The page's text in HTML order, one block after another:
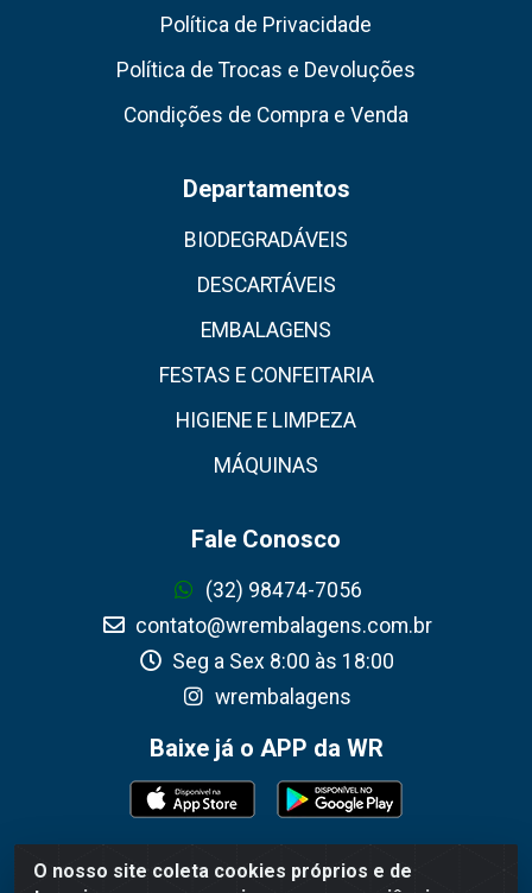
O nosso site coleta cookies próprios e de
Política de Privacidade
Política de Trocas e Devoluções
Condições de Compra e Venda
Departamentos
BIODEGRADÁVEIS
DESCARTÁVEIS
EMBALAGENS
FESTAS E CONFEITARIA
HIGIENE E LIMPEZA
MÁQUINAS
Fale Conosco
(32) 98474-7056
contato@wrembalagens.com.br
Seg a Sex 8:00 às 18:00
wrembalagens
Baixe já o APP da WR
WR Embalagens - R. Cel. Teodoro Gomes de Araújo,